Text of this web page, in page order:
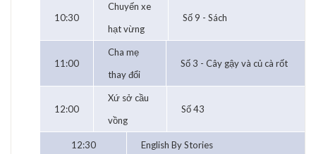
10:30
Chuyến xe
hạt vừng
Số 9 - Sách
11:00
Cha mẹ
thay đổi
Số 3 - Cây gậy và củ cà rốt
12:00
Xứ sở cầu
vồng
Số 43
12:30 English By Stories